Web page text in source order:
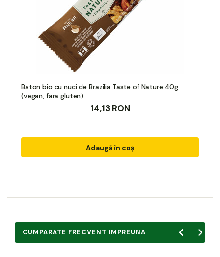
Baton bio cu nuci de Brazilia Taste of Nature 40g
(vegan, fara gluten)
14,13 RON
Adaugă în coș
CUMPARATE FRECVENT IMPREUNA